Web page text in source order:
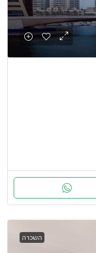
השכרה